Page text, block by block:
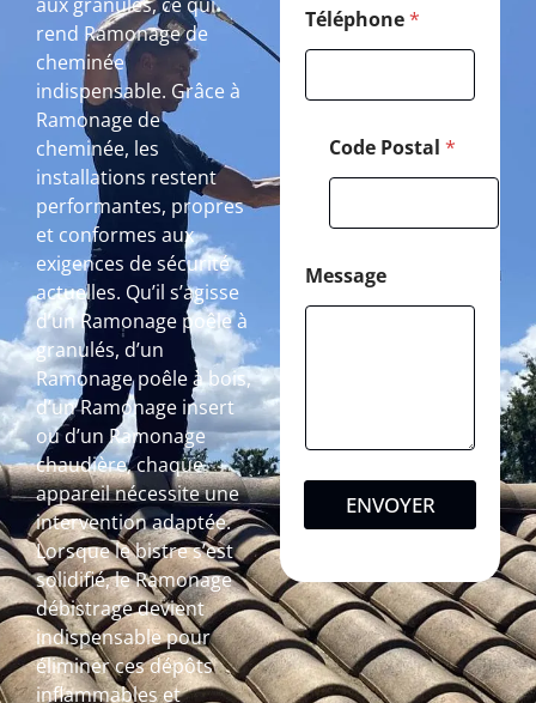
aux granulés, ce qui
rend Ramonage de
cheminée
indispensable. Grâce à
Ramonage de
cheminée, les
installations restent
performantes, propres
et conformes aux
exigences de sécurité
actuelles. Qu’il s’agisse
d’un Ramonage poêle à
granulés, d’un
Ramonage poêle à bois,
d’un Ramonage insert
ou d’un Ramonage
chaudière, chaque
appareil nécessite une
intervention adaptée.
Lorsque le bistre s’est
solidifié, le Ramonage
débistrage devient
indispensable pour
éliminer ces dépôts
inflammables et
Téléphone*
Code Postal *
Message
ENVOYER